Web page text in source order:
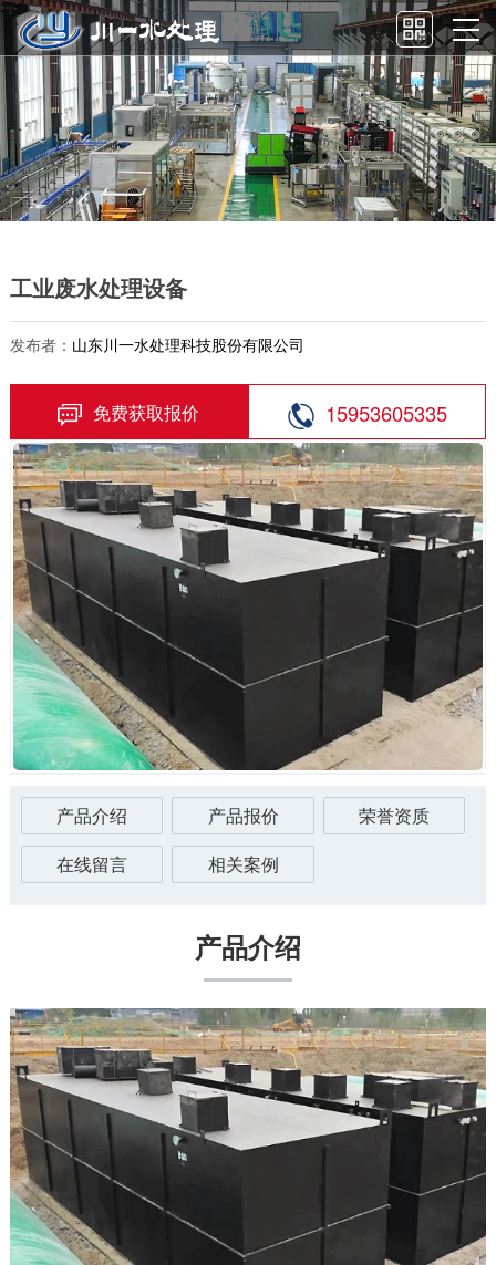
工业废水处理设备
发布者： 山东川一水处理科技股份有限公司
免费获取报价 15953605335
产品介绍 产品报价
荣誉资质
在线留言
相关案例
产品介绍